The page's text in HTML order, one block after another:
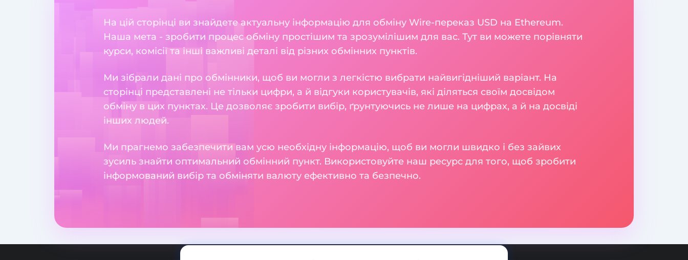
На цій сторінці ви знайдете актуальну інформацію для обміну Wire-переказ USD на Ethereum.
Наша мета - зробити процес обміну простішим та зрозумілішим для вас. Тут ви можете порівняти
курси, комісії та інші важливі деталі від різних обмінних пунктів.
Ми зібрали дані про обмінники, щоб ви могли з легкістю вибрати найвигідніший варіант. На
сторінці представлені не тільки цифри, а й відгуки користувачів, які діляться своїм досвідом
обміну в цих пунктах. Це дозволяє зробити вибір, ґрунтуючись не лише на цифрах, а й на досвіді
інших людей.
Ми прагнемо забезпечити вам усю необхідну інформацію, щоб ви могли швидко і без зайвих
зусиль знайти оптимальний обмінний пункт. Використовуйте наш ресурс для того, щоб зробити
інформований вибір та обміняти валюту ефективно та безпечно.